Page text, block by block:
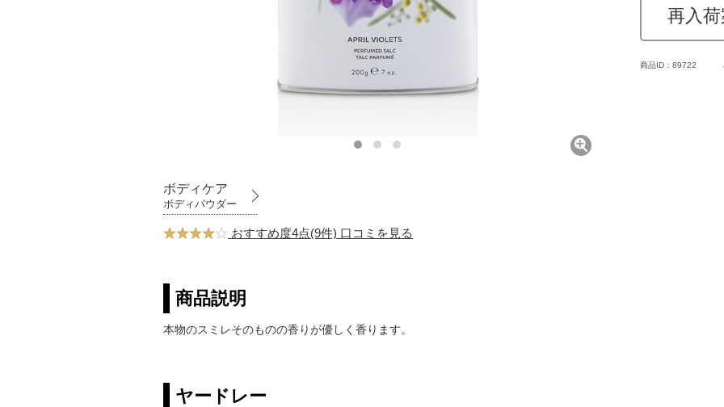
ボディケア
ボディパウダー
おすすめ度4点(9件) 口コミを見る
再入
商品ID：89722
商品説明
本物のスミレそのものの香りが優しく香ります。
ヤードレー